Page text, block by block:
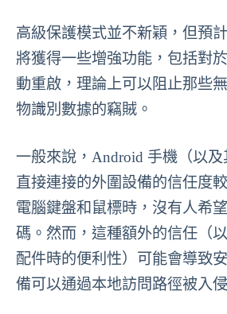
高級保護模式並不新穎，但預
將獲得一些增強功能，包括對
動重啟，理論上可以阻止那些
物識別數據的竊賊。
一般來說，Android 手機（以
直接連接的外圍設備的信任度
電腦鍵盤和鼠標時，沒有人希
碼。然而，這種額外的信任（
配件時的便利性）可能會導致
備可以通過本地訪問路徑被入侵